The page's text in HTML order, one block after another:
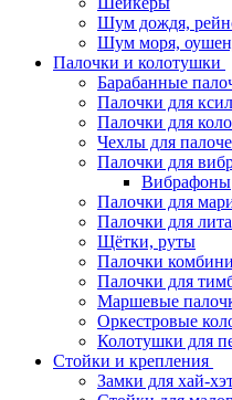
Шум дождя,
Шум моря,
Палочки и колотушки
Барабанные
Палочки для
Палочки для
Чехлы для
Палочки для
Вибрафоны
Палочки для
Палочки для
Щётки, руты
Палочки
Палочки для
Маршевые
Оркестровые
Колотушки для
Стойки и крепления
Замки для хай-